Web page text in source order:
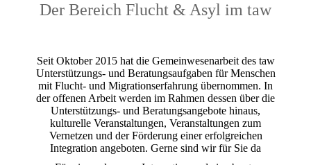
Der Bereich Flucht & Asyl im taw
Seit Oktober 2015 hat die Gemeinwesenarbeit des taw
Unterstützungs- und Beratungsaufgaben für Menschen
mit Flucht- und Migrationserfahrung übernommen. In
der offenen Arbeit werden im Rahmen dessen über die
Unterstützungs- und Beratungsangebote hinaus,
kulturelle Veranstaltungen, Veranstaltungen zum
Vernetzen und der Förderung einer erfolgreichen
Integration angeboten. Gerne sind wir für Sie da